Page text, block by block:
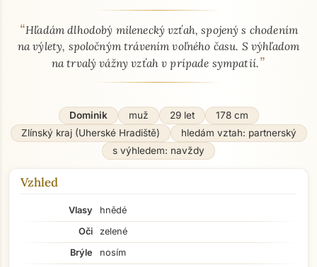
O mně - seznamka profil
“Hľadám dlhodobý milenecký vzťah, spojený s chodením
na výlety, spoločným trávením voľného času. S výhľadom
na trvalý vážny vzťah v prípade sympatií.”
Dominik muž 29 let
178 cm
Zlínský kraj (Uherské Hradiště)
hledám vztah: partnerský
s výhledem: navždy
Vzhled
Vlasy
hnědé
Oči
zelené
Brýle
nosím